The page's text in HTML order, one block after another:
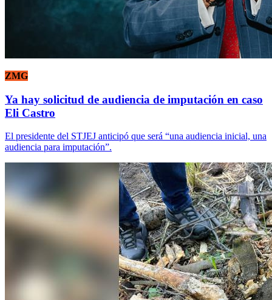
ZMG
Ya hay solicitud de audiencia de imputación en caso
Eli Castro
El presidente del STJEJ anticipó que será “una audiencia inicial, una
audiencia para imputación”.